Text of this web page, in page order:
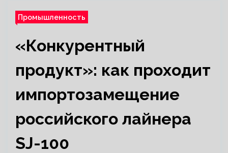
Промышленность
«Конкурентный
продукт»: как проходит
импортозамещение
российского лайнера
SJ-100